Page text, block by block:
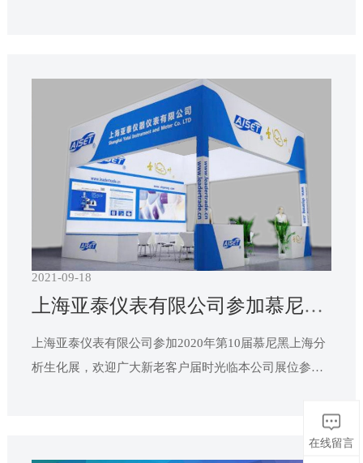
2021-09-18
上海亚泰仪表有限公司参加慕尼黑上海分析生化展
上海亚泰仪表有限公司参加2020年第10届慕尼黑上海分
析生化展，欢迎广大新老客户届时光临本公司展位参观
在线留言